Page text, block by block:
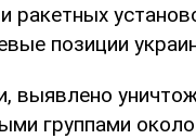
ракетных
позиции
выявлено
группами